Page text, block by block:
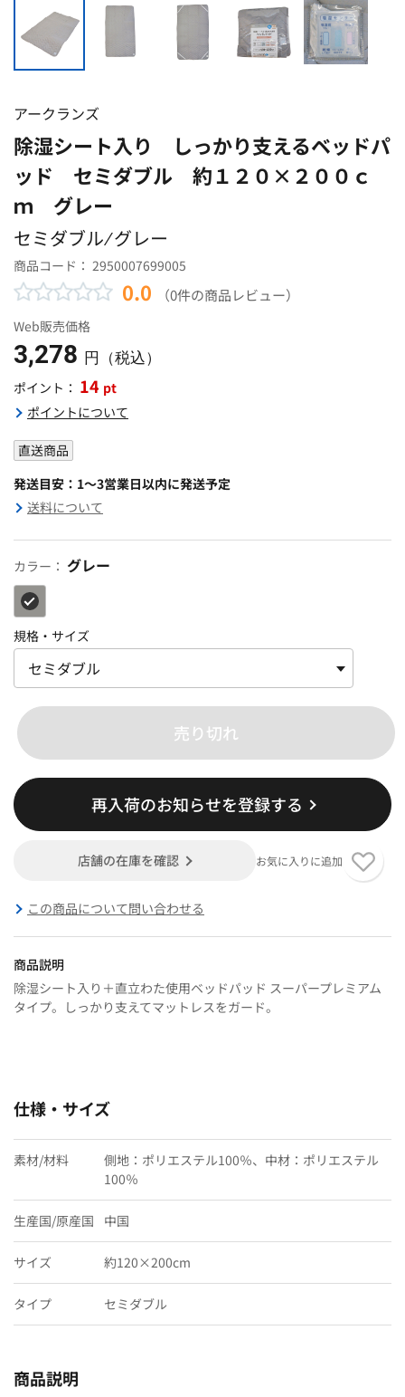
アークランズ
除湿シート入り しっかり支えるベッドパ
ッド セミダブル 約１２０×２００ｃ
ｍ グレー
セミダブル ⁄ グレー
商品コード： 2950007699005
0.0 （0件の商品レビュー）
Web販売価格
3,278 円（税込）
ポイント： 14 pt
ポイントについて
直送商品
発送目安：1～3営業日以内に発送予定
送料について
カラー： グレー
規格・サイズ
売り切れ
再入荷のお知らせを登録する
店舗の在庫を確認 お気に入りに追加
この商品について問い合わせる
商品説明
除湿シート入り＋直立わた使用ベッドパッド スーパープレミアム
タイプ。しっかり支えてマットレスをガード。
仕様・サイズ
素材/材料
側地：ポリエステル100％、中材：ポリエステル
100％
生産国/原産国 中国
サイズ 約120×200cm
タイプ セミダブル
商品説明